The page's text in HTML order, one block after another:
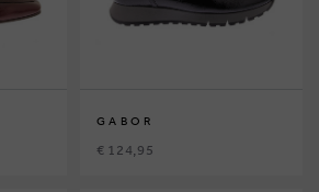
GABOR
€ 124,95